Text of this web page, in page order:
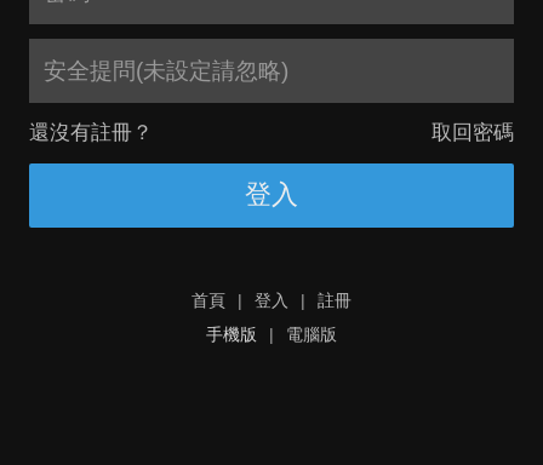
安全提問(未設定請忽略)
還沒有註冊？ 取回密碼
登入
首頁 | 登入 |
註冊
手機版
| 電腦版